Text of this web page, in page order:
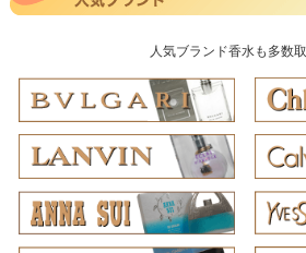
人気ブランド香水も多数